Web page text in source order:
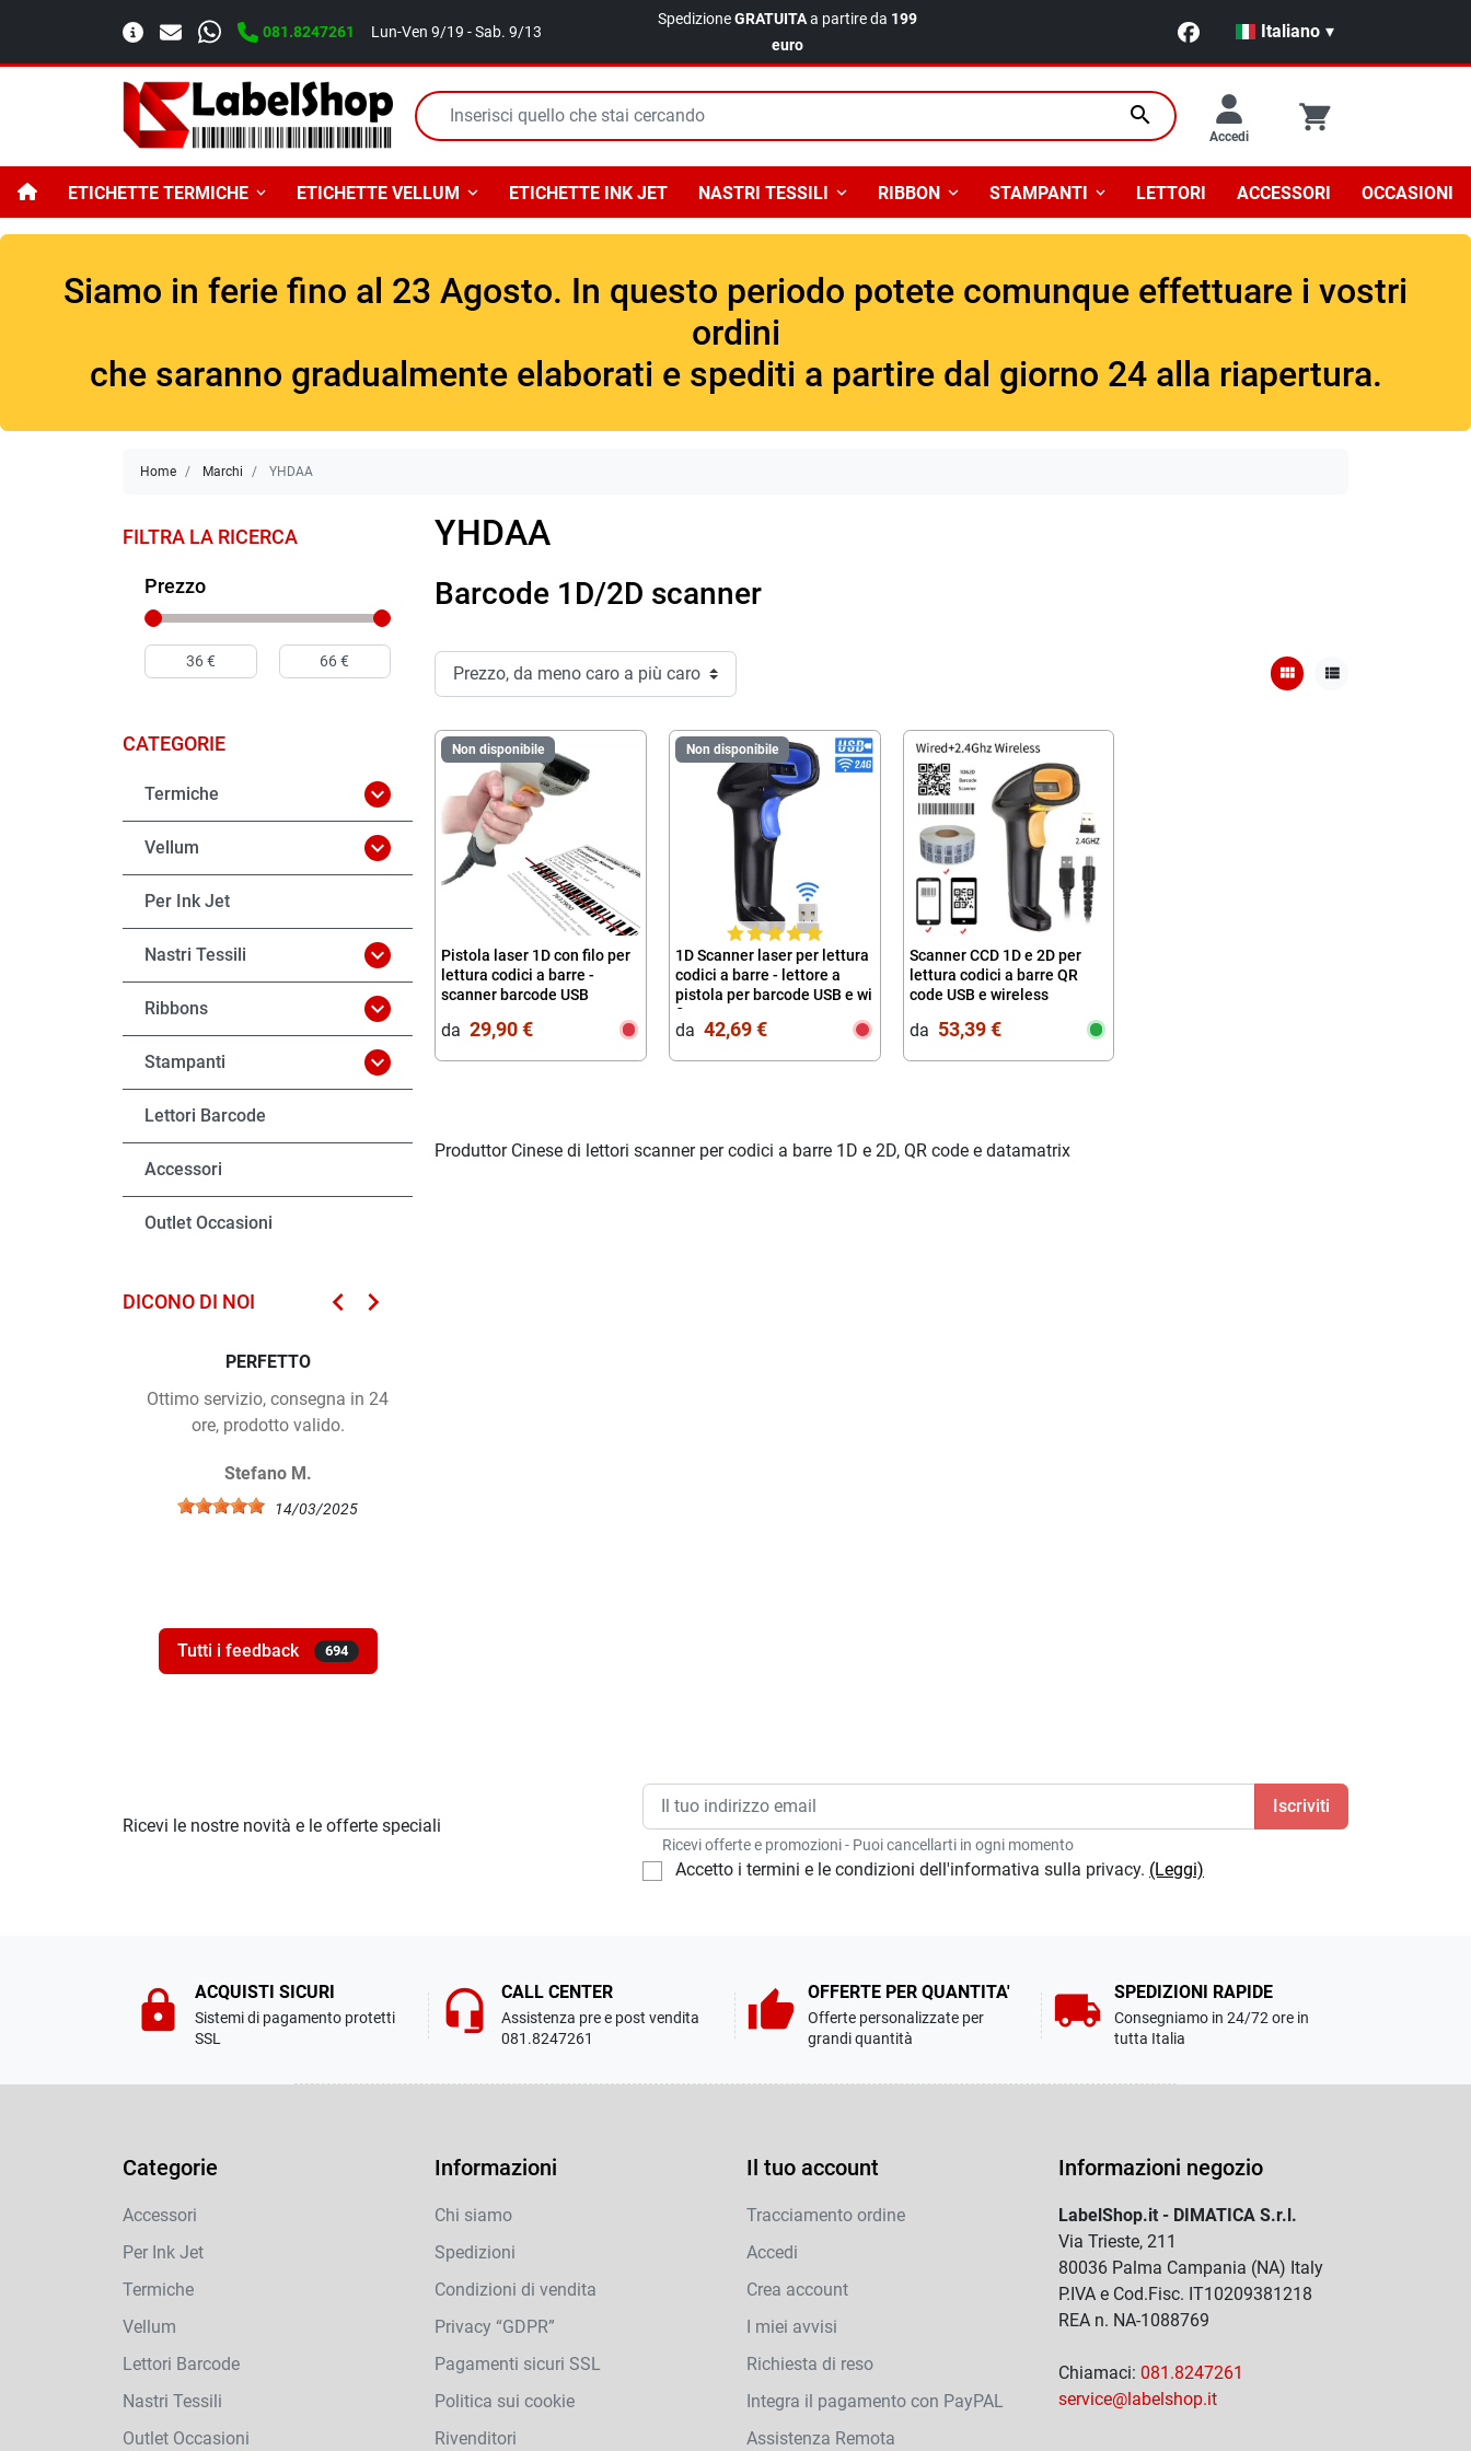
081.8247261 Lun-Ven 9/19 - Sab. 9/13
SpedizioneGRATUITAa partire da 199
euro
Italiano ▾
search
Accedi
ETICHETTE TERMICHE ETICHETTE VELLUM ETICHETTE INK JET NASTRI TESSILI RIBBON STAMPANTI LETTORI ACCESSORI OCCASIONI
Siamo in ferie fino al 23 Agosto. In questo periodo potete comunque effettuare i vostri
ordini
che saranno gradualmente elaborati e spediti a partire dal giorno 24 alla riapertura.
Home Marchi YHDAA
FILTRA LA RICERCA
Prezzo
CATEGORIE
Termiche 
Vellum 
Per Ink Jet
Nastri Tessili 
Ribbons 
Stampanti 
Lettori Barcode
Accessori
Outlet Occasioni
DICONO DI NOI PRECEDENTE
keyboard_arrow_left SUCCESSIVO
keyboard_arrow_right
PERFETTO
Ottimo servizio, consegna in 24
ore, prodotto valido.
Stefano M.
14/03/2025
Tutti i feedback 694
YHDAA
Barcode 1D/2D scanner
view_module view_list
Non disponibile
Pistola laser 1D con filo per
lettura codici a barre -
scanner barcode USB
da‎ ‎ 29,90 €
Non disponibile
1D Scanner laser per lettura
codici a barre - lettore a
pistola per barcode USB e wi
fi
da‎ ‎ 42,69 €
Scanner CCD 1D e 2D per
lettura codici a barre QR
code USB e wireless
da‎ ‎ 53,39 €
Produttor Cinese di lettori scanner per codici a barre 1D e 2D, QR code e datamatrix
Ricevi le nostre novità e le offerte speciali
Ricevi offerte e promozioni - Puoi cancellarti in ogni momento
Accetto i termini e le condizioni dell'informativa sulla privacy. (Leggi)
lock ACQUISTI SICURI
Sistemi di pagamento protetti
SSL
headset_mic CALL CENTER
Assistenza pre e post vendita
081.8247261
thumb_up OFFERTE PER QUANTITA'
Offerte personalizzate per
grandi quantità
local_shipping SPEDIZIONI RAPIDE
Consegniamo in 24/72 ore in
tutta Italia
Categorie
Accessori
Per Ink Jet
Termiche
Vellum
Lettori Barcode
Nastri Tessili
Outlet Occasioni
Informazioni
Chi siamo
Spedizioni
Condizioni di vendita
Privacy “GDPR”
Pagamenti sicuri SSL
Politica sui cookie
Rivenditori
Il tuo account
Tracciamento ordine
Accedi
Crea account
I miei avvisi
Richiesta di reso
Integra il pagamento con PayPAL
Assistenza Remota
Informazioni negozio
LabelShop.it - DIMATICA S.r.l.
Via Trieste, 211
80036 Palma Campania (NA) Italy
P.IVA e Cod.Fisc. IT10209381218
REA n. NA-1088769
Chiamaci: 081.8247261
service@labelshop.it